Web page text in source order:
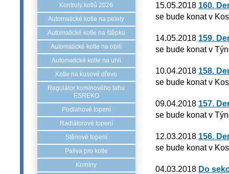
Kontroly kotlů 2026
Automatické kotle na pelety
Automatické kotle na štěpku
Automatické kotle na obilí
Automatické kotle na uhlí
Kotle na kusové dřevo
Regulátor komínového tahu
ESREKO
Podlahové topení
Radiátorové topení
Stěnové topení
Paliva pro kotle
Komíny
15.05.2018 160.
se bude konat v
14.05.2018 159.
se bude konat v
10.04.2018 158.
se bude konat v
09.04.2018 157.
se bude konat v
12.03.2018 156.
se bude konat v
04.03.2018 Do